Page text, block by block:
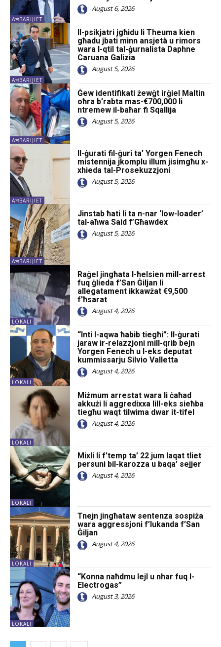
AĦBARIJIET
August 6, 2026
AĦBARIJIET
Il-psikjatri jgħidu li Theuma kien
għadu jbati minn ansjetà u rimors
wara l-qtil tal-ġurnalista Daphne
Caruana Galizia
August 5, 2026
AĦBARIJIET
Ġew identifikati żewġt irġiel Maltin
oħra b’rabta mas-€700,000 li
ntremew il-baħar fi Sqallija
August 5, 2026
AĦBARIJIET
Il-ġurati fil-ġuri ta’ Yorgen Fenech
mistennija jkomplu illum jisimgħu x-
xhieda tal-Prosekuzzjoni
August 5, 2026
AĦBARIJIET
Jinstab ħati li ta n-nar ‘low-loader’
tal-aħwa Said f’Għawdex
August 5, 2026
LOKALI
Raġel jingħata l-ħelsien mill-arrest
fuq ġlieda f’San Ġiljan li
allegatament ikkawżat €9,500
f’ħsarat
August 4, 2026
LOKALI
“Inti l-aqwa ħabib tiegħi”: Il-ġurati
jaraw ir-relazzjoni mill-qrib bejn
Yorgen Fenech u l-eks deputat
kummissarju Silvio Valletta
August 4, 2026
LOKALI
Miżmum arrestat wara li ċaħad
akkużi li aggredixxa lill-eks sieħba
tiegħu waqt tilwima dwar it-tifel
August 4, 2026
LOKALI
Mixli li f’temp ta’ 22 jum laqat tliet
persuni bil-karozza u baqa’ sejjer
August 4, 2026
LOKALI
Tnejn jingħataw sentenza sospiża
wara aggressjoni f’lukanda f’San
Ġiljan
August 4, 2026
LOKALI
“Konna naħdmu lejl u nhar fuq l-
Electrogas”
August 3, 2026